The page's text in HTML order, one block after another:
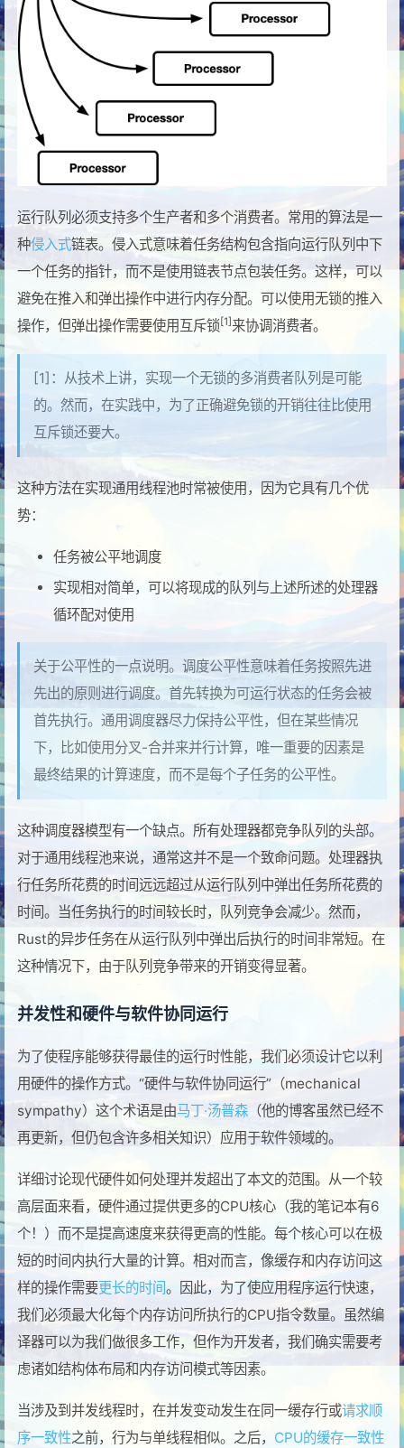
运行队列必须支持多个生产者和多个消费者。常用的算法是一
种侵入式链表。侵入式意味着任务结构包含指向运行队列中下
一个任务的指针，而不是使用链表节点包装任务。这样，可以
避免在推入和弹出操作中进行内存分配。可以使用无锁的推入
操作，但弹出操作需要使用互斥锁 [1]来协调消费者。
[1]：从技术上讲，实现一个无锁的多消费者队列是可能
的。然而，在实践中，为了正确避免锁的开销往往比使用
互斥锁还要大。
这种方法在实现通用线程池时常被使用，因为它具有几个优
势：
任务被公平地调度
实现相对简单，可以将现成的队列与上述所述的处理器
循环配对使用
关于公平性的一点说明。调度公平性意味着任务按照先进
先出的原则进行调度。首先转换为可运行状态的任务会被
首先执行。通用调度器尽力保持公平性，但在某些情况
下，比如使用分叉-合并来并行计算，唯一重要的因素是
最终结果的计算速度，而不是每个子任务的公平性。
这种调度器模型有一个缺点。所有处理器都竞争队列的头部。
对于通用线程池来说，通常这并不是一个致命问题。处理器执
行任务所花费的时间远远超过从运行队列中弹出任务所花费的
时间。当任务执行的时间较长时，队列竞争会减少。然而，
Rust的异步任务在从运行队列中弹出后执行的时间非常短。在
这种情况下，由于队列竞争带来的开销变得显著。
并发性和硬件与软件协同运行
为了使程序能够获得最佳的运行时性能，我们必须设计它以利
用硬件的操作方式。“硬件与软件协同运行”（mechanical
sympathy）这个术语是由马丁·汤普森 （他的博客虽然已经不
再更新，但仍包含许多相关知识）应用于软件领域的。
详细讨论现代硬件如何处理并发超出了本文的范围。从一个较
高层面来看，硬件通过提供更多的CPU核心（我的笔记本有6
个！）而不是提高速度来获得更高的性能。每个核心可以在极
短的时间内执行大量的计算。相对而言，像缓存和内存访问这
样的操作需要更长的时间 。因此，为了使应用程序运行快速，
我们必须最大化每个内存访问所执行的CPU指令数量。虽然编
译器可以为我们做很多工作，但作为开发者，我们确实需要考
虑诸如结构体布局和内存访问模式等因素。
当涉及到并发线程时，在并发变动发生在同一缓存行或请求顺
序一致性之前，行为与单线程相似。之后， CPU的缓存一致性